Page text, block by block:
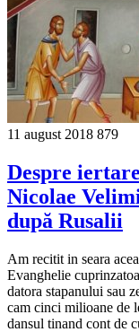
11 august 2018 879
Despre
Nicolae
după Rusalii
Am recitit in seara
Evanghelie
datora sta­panului sau
cam cinci milioane de
dansul tinand cont de